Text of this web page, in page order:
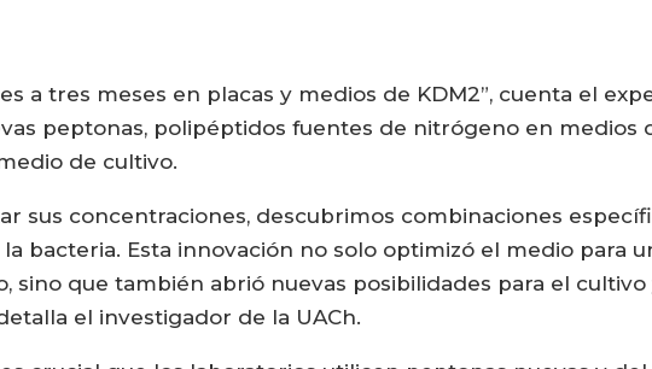
a tres meses en placas y medios de KDM2”, cuenta el
peptonas, polipéptidos fuentes de nitrógeno en medios
de cultivo.
sus concentraciones, descubrimos combinaciones
bacteria. Esta innovación no solo optimizó el medio para
que también abrió nuevas posibilidades para el cultivo
el investigador de la UACh.